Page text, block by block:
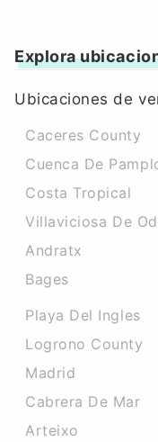
Explora
Ubicaciones de
Caceres County
Cuenca De
Costa Tropical
Villaviciosa De
Andratx
Bages
Playa Del Ingles
Logrono County
Madrid
Cabrera De Mar
Arteixo